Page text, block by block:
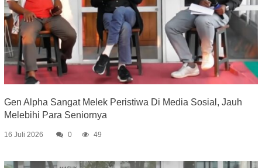
Gen Alpha Sangat Melek Peristiwa Di Media Sosial, Jauh
Melebihi Para Seniornya
16 Juli 2026 0 49